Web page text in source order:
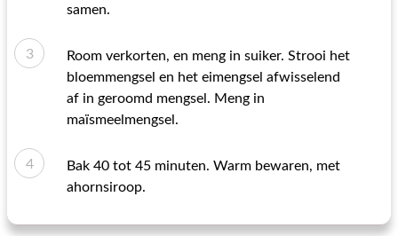
samen.
Room verkorten, en meng in suiker. Strooi het
bloemmengsel en het eimengsel afwisselend
af in geroomd mengsel. Meng in
maïsmeelmengsel.
Bak 40 tot 45 minuten. Warm bewaren, met
ahornsiroop.